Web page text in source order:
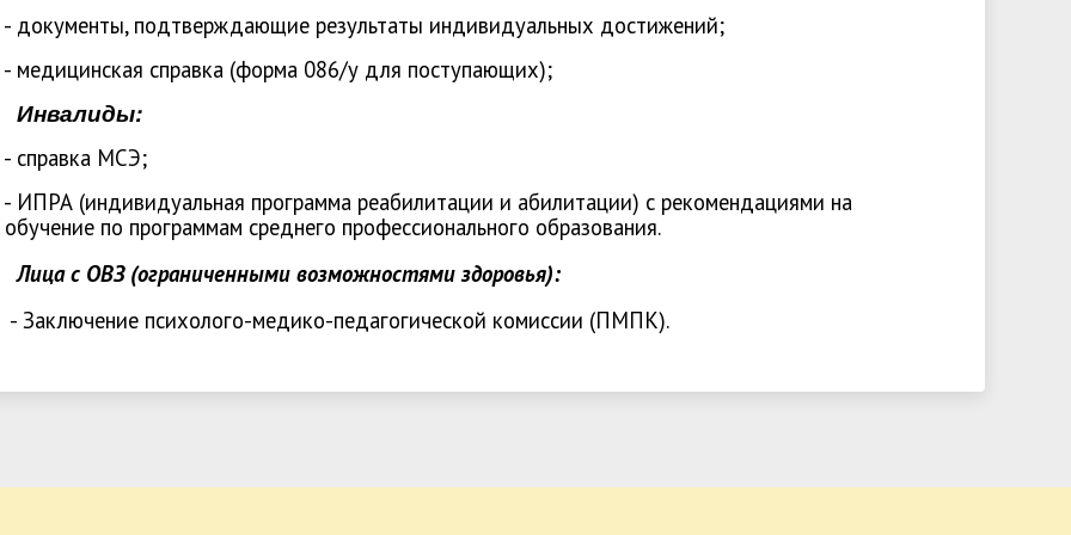
подтверждающие результаты индивидуальных достижений;
справка (форма 086/у для поступающих);
Инвалиды:
МСЭ;
(индивидуальная программа реабилитации и абилитации) с рекомендациями на
по программам среднего профессионального образования.
с ОВЗ (ограниченными возможностями здоровья):
психолого-медико-педагогической комиссии (ПМПК).